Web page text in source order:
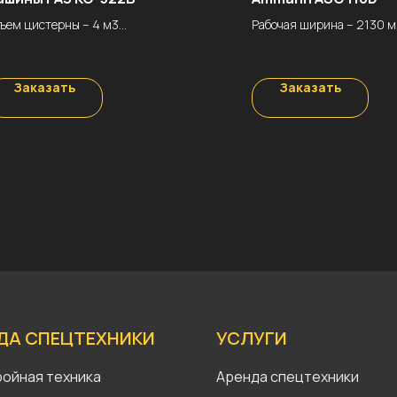
цистерны – 4 м3
м3/ч
двигателя – 125 л.с.
вес – 8.1 т
Заказать
Рабочая ширина – 2130
Амплитуда вибрации –
мм
Частота вибрации – 32/35
Заказать
УСЛУГИ
Аренда спецтехники
СПЕЦТЕХНИКИ
техника